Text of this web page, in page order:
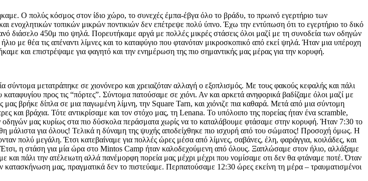
Ο πολύς κόσμος στον ίδιο χώρο, το συνεχές έμπα-έβγα όλο το βράδυ, το πρωινό εγερτήριο των
ενοχλητικών τοπικών μικρών ποντικιών δεν επέτρεψε πολύ ύπνο. Έχω την εντύπωση ότι το εγερτήριο το δικό
διάσελο 450μ πιο ψηλά. Πορευτήκαμε αργά με πολλές μικρές στάσεις όλοι μαζί με τη συνοδεία των οδηγών
με θέα τις απέναντι λίμνες και το καταφύγιο που φτανόταν μικροσκοπικό από εκεί ψηλά. Ήταν μια υπέροχη
και επιστρέψαμε για φαγητό και την ενημέρωση της πιο σημαντικής μας μέρας για την κορυφή.
μετατράπηκε σε χιονόνερο και χρειαζόταν αλλαγή ο εξοπλισμός. Με τους φακούς κεφαλής και πάλι
προς τις “πόρτες”. Σύντομα πατούσαμε σε χιόνι. Αν και αρκετά ανηφορικά βαδίζαμε όλοι μαζί με
βρήκε δίπλα σε μια παγωμένη λίμνη, την Square Tarn, και χιόνιζε πια καθαρά. Μετά από μια σύντομη
βράχια. Τότε αντικρίσαμε και τον στόχο μας, τη Lenana. Το υπόλοιπο της πορείας ήταν ένα scramble,
μας κυρίως στα πιο δύσκολα περάσματα χωρίς να το καταλάβουμε φτάσαμε στην κορυφή. Ήταν 7:30 το
μάλιστα για όλους! Τελικά η δύναμη της ψυχής αποδείχθηκε πιο ισχυρή από του σώματος! Προσοχή όμως. Η
πολύ μεγάλη. Έτσι κατεβαίναμε για πολλές ώρες μέσα από λίμνες, σαβάνες, έλη, φαράγγια, κοιλάδες, και
η στάση για μία ώρα στο Mintos Camp ήταν καλοδεχούμενη από όλους. Ξαπλώσαμε στον ήλιο, αλλάξαμε
πάλι την ατέλειωτη αλλά πανέμορφη πορεία μας μέχρι μέχρι που νομίσαμε οτι δεν θα φτάναμε ποτέ. Όταν
μας, πραγματικά δεν το πιστεύαμε. Περπατούσαμε 12:30 ώρες εκείνη τη μέρα – τραυματισμένοι